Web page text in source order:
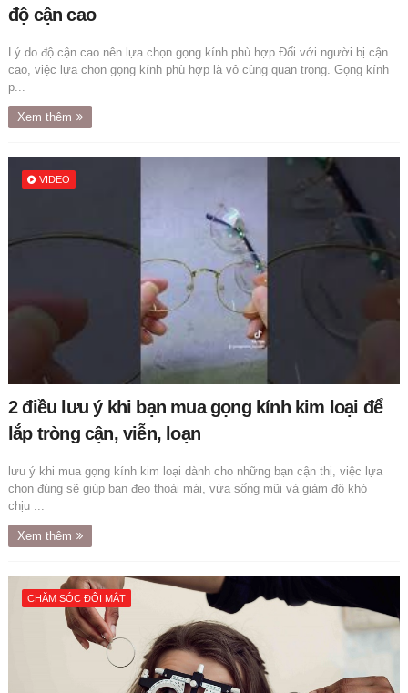
độ cận cao
Lý do độ cận cao nên lựa chọn gọng kính phù hợp Đối với người bị cận
cao, việc lựa chọn gọng kính phù hợp là vô cùng quan trọng. Gọng kính
p...
Xem thêm
VIDEO
2 điều lưu ý khi bạn mua gọng kính kim loại để
lắp tròng cận, viễn, loạn
lưu ý khi mua gọng kính kim loại dành cho những bạn cận thị, việc lựa
chọn đúng sẽ giúp bạn đeo thoải mái, vừa sống mũi và giảm độ khó
chịu ...
Xem thêm
CHĂM SÓC ĐÔI MẮT